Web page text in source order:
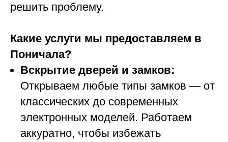
решить проблему.
Какие услуги мы предоставляем в
Поничала?
Вскрытие дверей и замков:
Открываем любые типы замков — от
классических до современных
электронных моделей. Работаем
аккуратно, чтобы избежать